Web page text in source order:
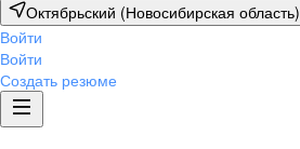
Октябрьский (Новосибирская область)
Войти
Войти
Создать резюме